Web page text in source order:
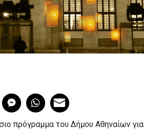
πρόγραμμα του Δήμου Αθηναίων για